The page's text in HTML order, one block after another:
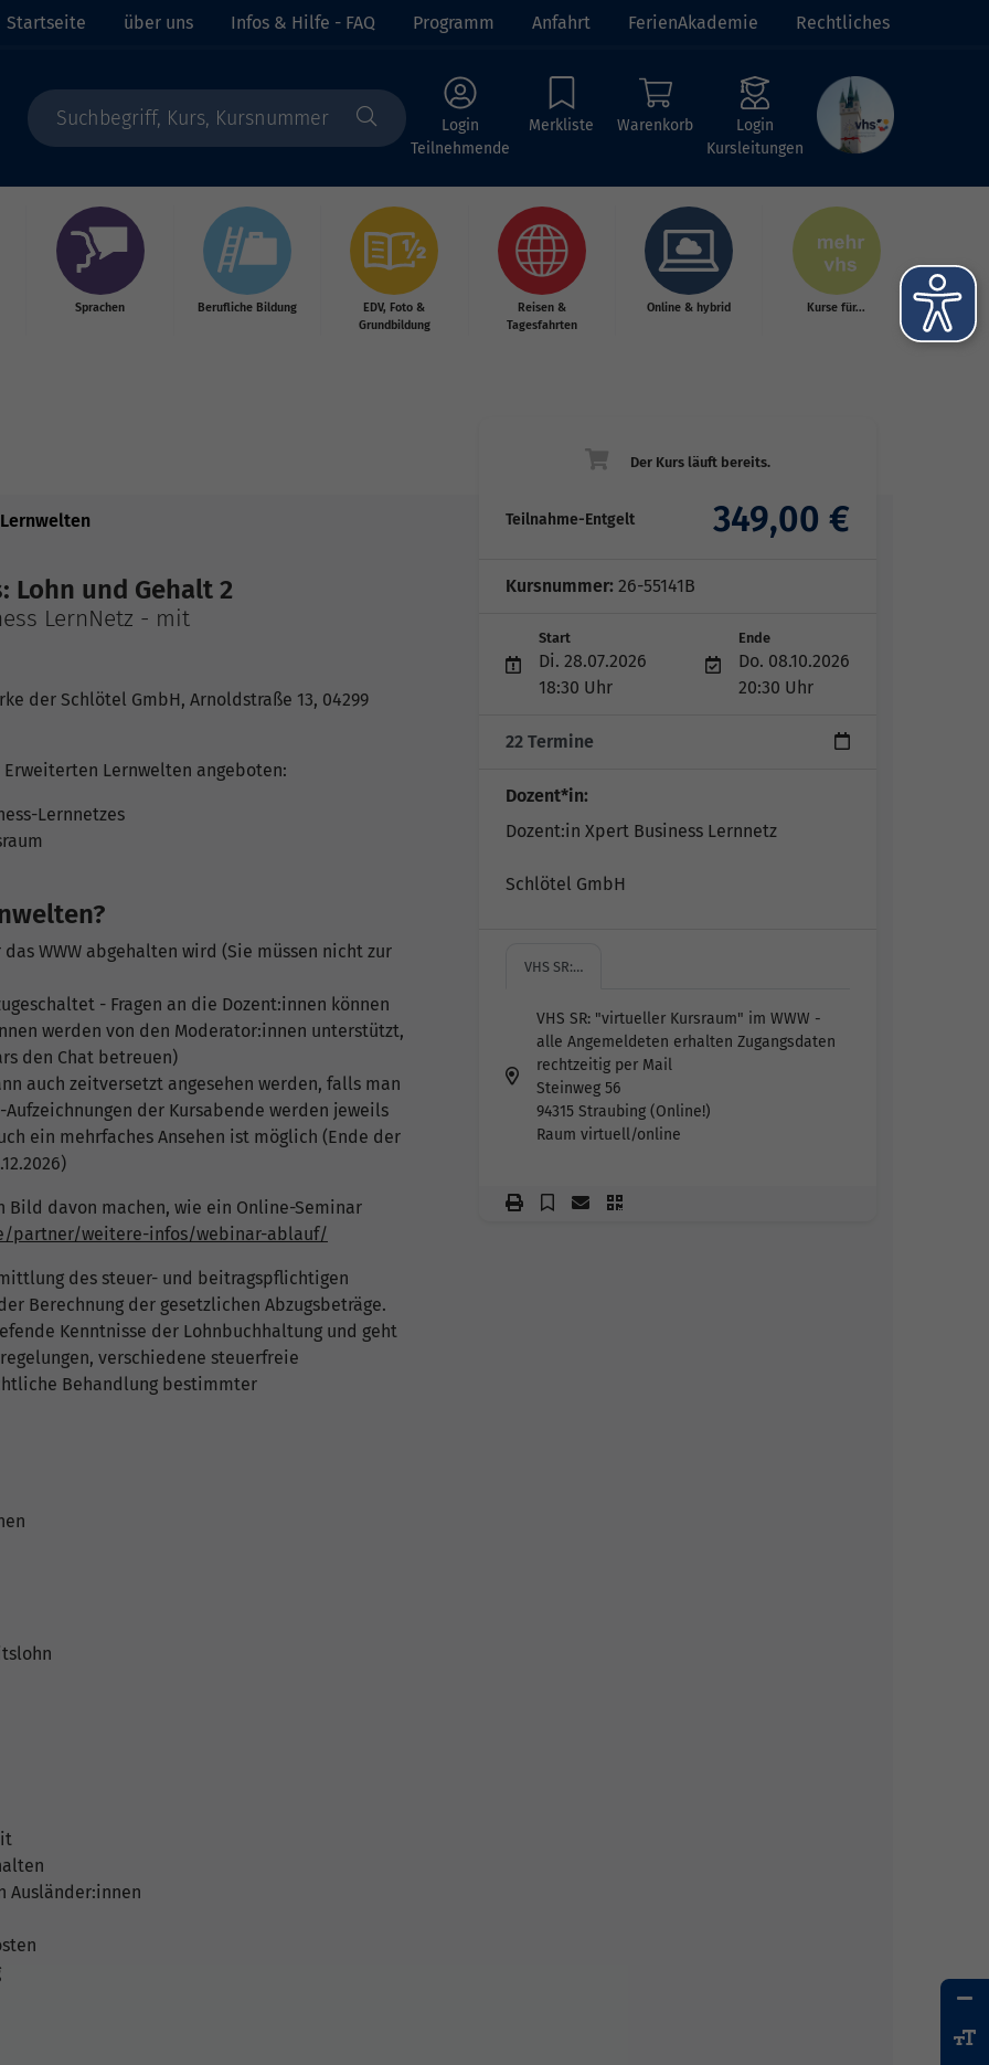
Startseite über uns Infos & Hilfe - FAQ Programm Anfahrt FerienAkademie Rechtliches
Login
Teilnehmende
Merkliste Warenkorb
Login
Kursleitungen
Sprachen Berufliche Bildung
EDV, Foto &
Grundbildung
Reisen &
Tagesfahrten
Online & hybrid Kurse für...
Lohn und Gehalt 2
LernNetz - mit
der Schlötel GmbH, Arnoldstraße 13, 04299
Lernwelten angeboten:
Lernnetzes
WWW abgehalten wird (Sie müssen nicht zur
- Fragen an die Dozent:innen können
werden von den Moderator:innen unterstützt,
den Chat betreuen)
auch zeitversetzt angesehen werden, falls man
der Kursabende werden jeweils
ein mehrfaches Ansehen ist möglich (Ende der
Bild davon machen, wie ein Online-Seminar
partner/weitere-infos/webinar-ablauf/
des steuer- und beitragspflichtigen
Berechnung der gesetzlichen Abzugsbeträge.
Kenntnisse der Lohnbuchhaltung und geht
verschiedene steuerfreie
Behandlung bestimmter
Ausländer:innen
Teilnahme-Entgelt 349,00 €
Kursnummer: 26-55141B
Start
Di. 28.07.2026
18:30 Uhr
Ende
Do. 08.10.2026
20:30 Uhr
22 Termine
Dozent*in:
Dozent:in Xpert Business Lernnetz
Schlötel GmbH
VHS SR:…
VHS SR: "virtueller Kursraum" im WWW -
alle Angemeldeten erhalten Zugangsdaten
rechtzeitig per Mail
Steinweg 56
94315 Straubing (Online!)
Raum virtuell/online